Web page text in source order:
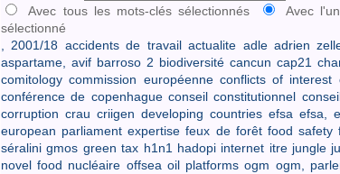
Avec tous les mots-clés sélectionnés
Avec
sélectionné
, 2001/18 accidents de travail actualite adle adrien
aspartame, avif barroso 2 biodiversité cancun cap21
comitology commission européenne conflicts of interest
conférence de copenhague conseil constitutionnel
corruption crau criigen developing countries efsa efsa,
european parliament expertise feux de forêt food safety
séralini gmos green tax h1n1 hadopi internet itre jungle
novel food nucléaire offsea oil platforms ogm ogm,